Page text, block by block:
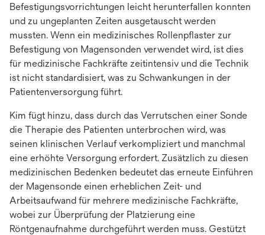
Befestigungsvorrichtungen leicht herunterfallen konnten
und zu ungeplanten Zeiten ausgetauscht werden
mussten. Wenn ein medizinisches Rollenpflaster zur
Befestigung von Magensonden verwendet wird, ist dies
für medizinische Fachkräfte zeitintensiv und die Technik
ist nicht standardisiert, was zu Schwankungen in der
Patientenversorgung führt.
Kim fügt hinzu, dass durch das Verrutschen einer Sonde
die Therapie des Patienten unterbrochen wird, was
seinen klinischen Verlauf verkompliziert und manchmal
eine erhöhte Versorgung erfordert. Zusätzlich zu diesen
medizinischen Bedenken bedeutet das erneute Einführen
der Magensonde einen erheblichen Zeit- und
Arbeitsaufwand für mehrere medizinische Fachkräfte,
wobei zur Überprüfung der Platzierung eine
Röntgenaufnahme durchgeführt werden muss. Gestützt